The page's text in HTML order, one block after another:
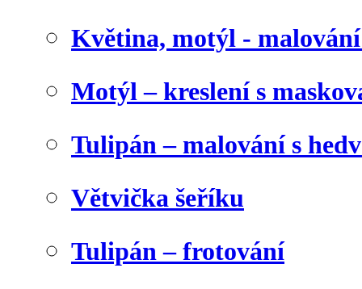
Květina, motýl -
Motýl – kreslení s
Tulipán – malování s
Větvička šeříku
Tulipán – frotování